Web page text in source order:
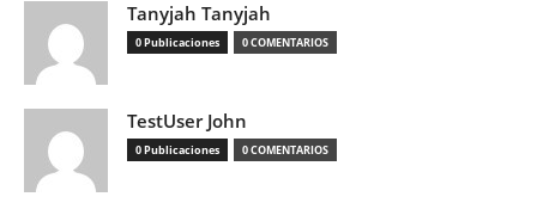
Tanyjah Tanyjah
0 Publicaciones 0 COMENTARIOS
TestUser John
0 Publicaciones 0 COMENTARIOS